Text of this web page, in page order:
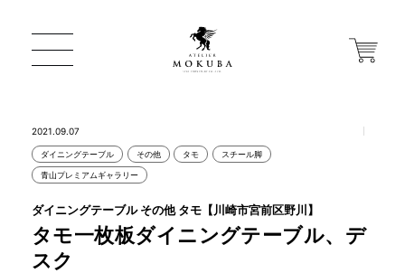
店舗から探す
2021.09.07
ダイニングテーブル その他 タモ スチール脚
青山プレミアムギャラリー
タモ一枚板ダイニングテーブル、デ
スク
ダイニングテーブル その他 タモ【川崎市宮前区野川】